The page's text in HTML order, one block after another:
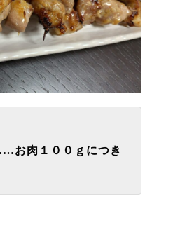
肉１００ｇにつき